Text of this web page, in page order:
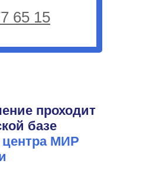
65 15
проходит
базе
центра МИР